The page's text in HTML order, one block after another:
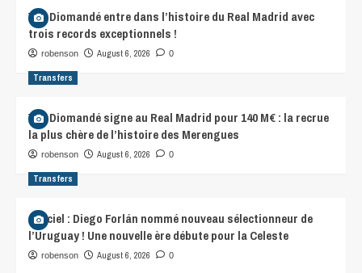
Yan Diomandé entre dans l’histoire du Real Madrid avec
trois records exceptionnels !
robenson August 6, 2026 0
Transfers
Yan Diomandé signe au Real Madrid pour 140 M€ : la recrue
la plus chère de l’histoire des Merengues
robenson August 6, 2026 0
Transfers
Officiel : Diego Forlán nommé nouveau sélectionneur de
l’Uruguay ! Une nouvelle ère débute pour la Celeste
robenson August 6, 2026 0